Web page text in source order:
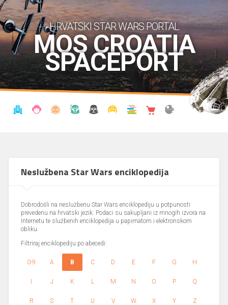
HRVATSKI STAR WARS PORTAL
MOS CROATIA
SPACEPORT
Neslužbena Star Wars enciklopedija
Dobrodošli na neslužbenu Star Wars enciklopediju u potpunosti
prevedenu na hrvatski jezik. Podaci su sakupljani iz mnogih izvora na
Internetu te službenih enciklopedija u papirnatom i elektronskom
obliku.
Filtriraj enciklopediju po abecedi:
0-9 A B C D E F G H
I J K L M N O P Q
R S T U V W X Y Z